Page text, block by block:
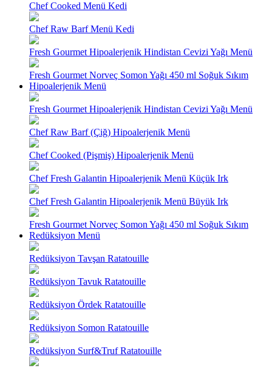
Chef Cooked Menü Kedi
Chef Raw Barf Menü Kedi
Fresh Gourmet Hipoalerjenik Hindistan Cevizi Yağı Menü
Fresh Gourmet Norveç Somon Yağı 450 ml Soğuk Sıkım
Hipoalerjenik Menü
Fresh Gourmet Hipoalerjenik Hindistan Cevizi Yağı Menü
Chef Raw Barf (Çiğ) Hipoalerjenik Menü
Chef Cooked (Pişmiş) Hipoalerjenik Menü
Chef Fresh Galantin Hipoalerjenik Menü Küçük Irk
Chef Fresh Galantin Hipoalerjenik Menü Büyük Irk
Fresh Gourmet Norveç Somon Yağı 450 ml Soğuk Sıkım
Redüksiyon Menü
Redüksiyon Tavşan Ratatouille
Redüksiyon Tavuk Ratatouille
Redüksiyon Ördek Ratatouille
Redüksiyon Somon Ratatouille
Redüksiyon Surf&Truf Ratatouille